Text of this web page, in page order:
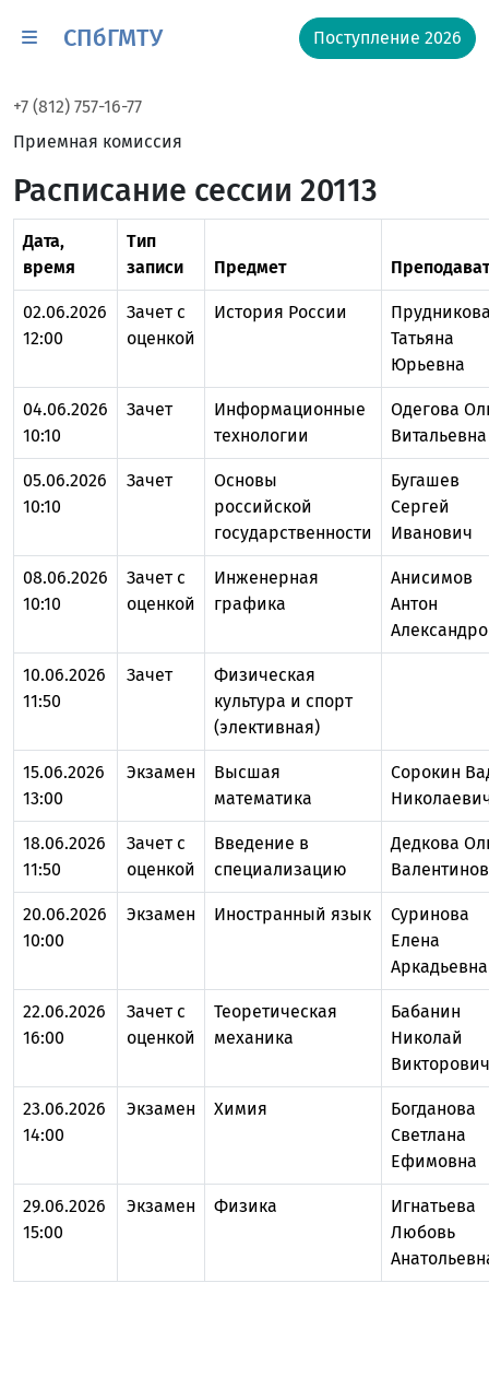
СПбГМТУ Поступление 2026
+7 (812) 757-16-77
Приемная комиссия
Расписание сессии 20113
Дата,
время
Тип
записи
Предмет
02.06.2026
12:00
Зачет с
оценкой
История России
Татьяна
Юрьевна
04.06.2026
10:10
Зачет
Информационные
технологии
Одегова
Витальевна
05.06.2026
10:10
Зачет
Основы
российской
государственности
Бугашев
Сергей
Иванович
08.06.2026
10:10
Зачет с
оценкой
Инженерная
графика
Анисимов
Антон
10.06.2026
11:50
Зачет
Физическая
культура и спорт
(элективная)
15.06.2026
13:00
Экзамен
Высшая
математика
Сорокин
18.06.2026
11:50
Зачет с
оценкой
Введение в
специализацию
Дедкова
20.06.2026
10:00
Экзамен Иностранный язык
Суринова
Елена
Аркадьевна
22.06.2026
16:00
Зачет с
оценкой
Теоретическая
механика
Бабанин
Николай
Викторович
23.06.2026
14:00
Экзамен Химия
Богданова
Светлана
Ефимовна
29.06.2026
15:00
Экзамен Физика
Игнатьева
Любовь